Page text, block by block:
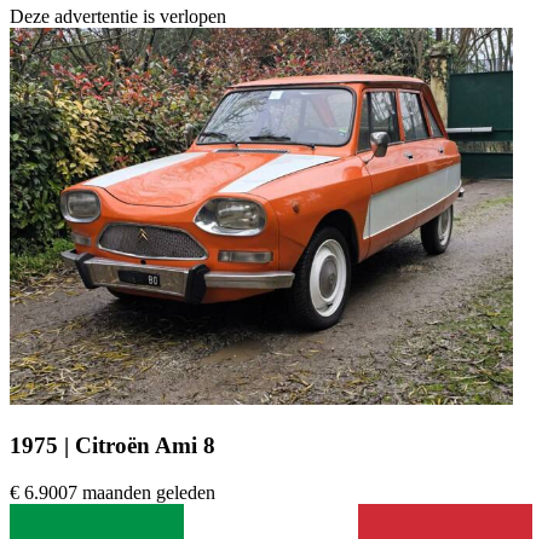
Deze advertentie is verlopen
1975 | Citroën Ami 8
€ 6.9007 maanden geleden